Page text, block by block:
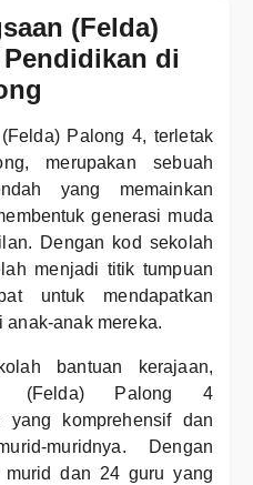
(Felda)
di
Palong 4, terletak
merupakan sebuah
yang memainkan
generasi muda
Dengan kod sekolah
menjadi titik tumpuan
untuk mendapatkan
anak mereka.
bantuan kerajaan,
(Felda) Palong 4
yang komprehensif dan
muridnya. Dengan
dan 24 guru yang